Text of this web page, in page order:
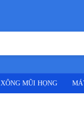
XÔNG MŨI HỌNG